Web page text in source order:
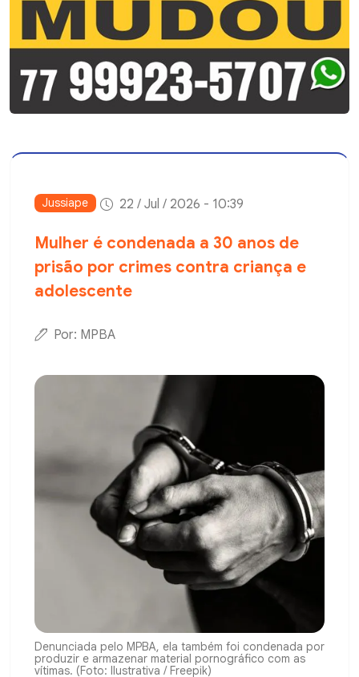
Jussiape 22 / Jul / 2026 - 10:39
Mulher é condenada a 30 anos de
prisão por crimes contra criança e
adolescente
Por: MPBA
Denunciada pelo MPBA, ela também foi condenada por
produzir e armazenar material pornográfico com as
vítimas. (Foto: Ilustrativa / Freepik)